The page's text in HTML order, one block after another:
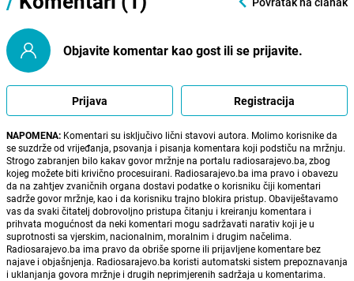
Objavite komentar kao gost ili se prijavite.
Prijava Registracija
NAPOMENA: Komentari su isključivo lični stavovi autora. Molimo korisnike da
se suzdrže od vrijeđanja, psovanja i pisanja komentara koji podstiču na mržnju.
Strogo zabranjen bilo kakav govor mržnje na portalu radiosarajevo.ba, zbog
kojeg možete biti krivično procesuirani. Radiosarajevo.ba ima pravo i obavezu
da na zahtjev zvaničnih organa dostavi podatke o korisniku čiji komentari
sadrže govor mržnje, kao i da korisniku trajno blokira pristup. Obaviještavamo
vas da svaki čitatelj dobrovoljno pristupa čitanju i kreiranju komentara i
prihvata mogućnost da neki komentari mogu sadržavati narativ koji je u
suprotnosti sa vjerskim, nacionalnim, moralnim i drugim načelima.
Radiosarajevo.ba ima pravo da obriše sporne ili prijavljene komentare bez
najave i objašnjenja. Radiosarajevo.ba koristi automatski sistem prepoznavanja
i uklanjanja govora mržnje i drugih neprimjerenih sadržaja u komentarima.